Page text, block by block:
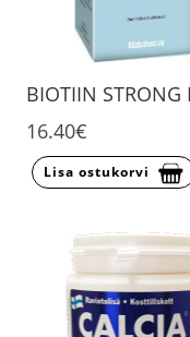
BIOTIIN
16.40€
Lisa ostukorvi